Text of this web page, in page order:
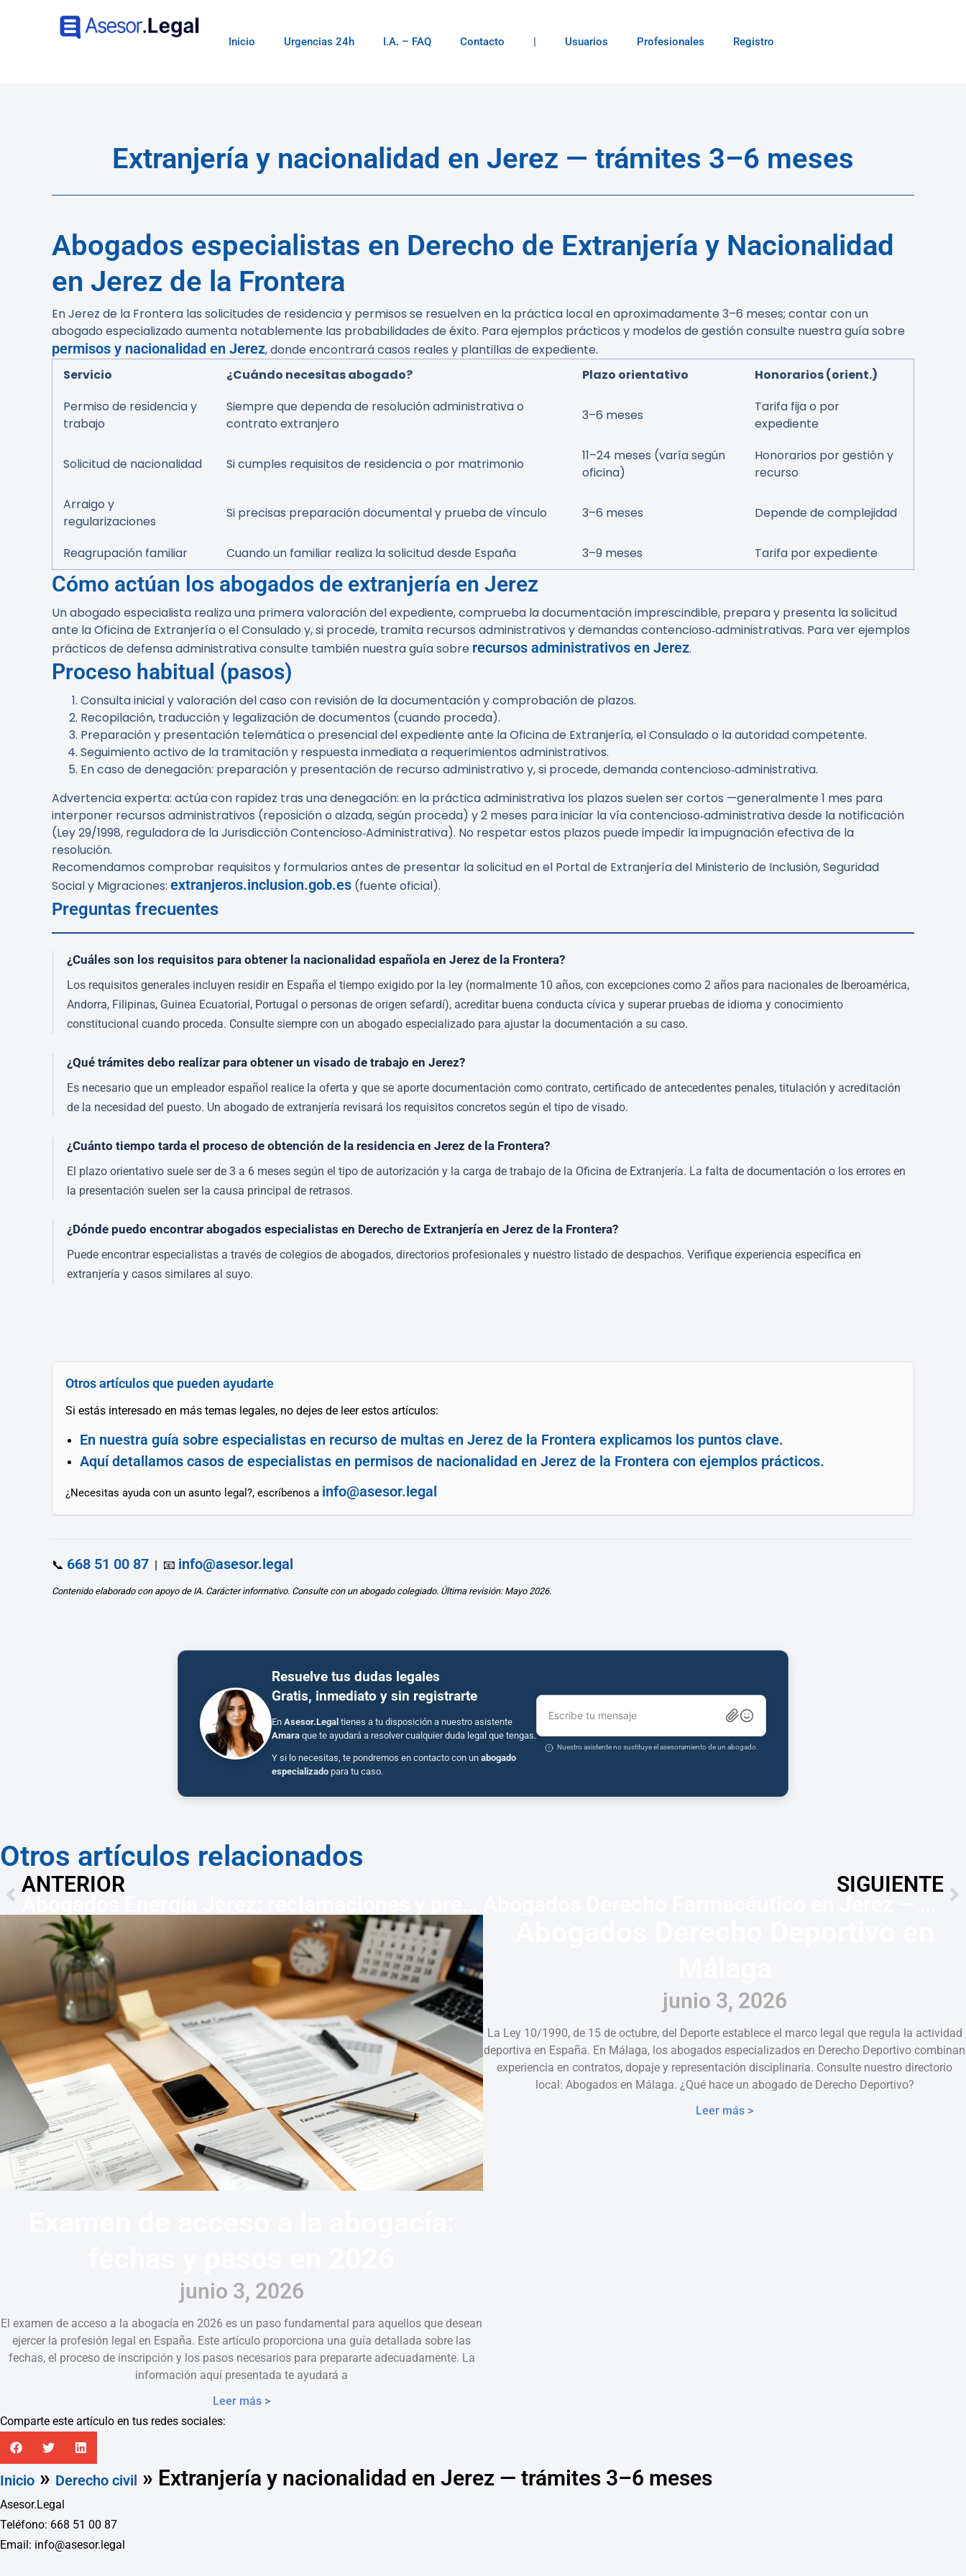
Inicio Urgencias 24h I.A. – FAQ Contacto | Usuarios Profesionales Registro
Extranjería y nacionalidad en Jerez — trámites 3–6 meses
Abogados especialistas en Derecho de Extranjería y Nacionalidad
en Jerez de la Frontera
En Jerez de la Frontera las solicitudes de residencia y permisos se resuelven en la práctica local en aproximadamente3–6 meses; contar con un
abogado especializado aumenta notablemente las probabilidades de éxito. Para ejemplos prácticos y modelos de gestión consulte nuestra guía sobre
permisos y nacionalidad en Jerez, donde encontrará casos reales y plantillas de expediente.
Servicio
¿Cuándo necesitas abogado? Plazo orientativo
Honorarios (orient.)
Permiso de residencia y
trabajo
Siempre que dependa de resolución administrativa o
contrato extranjero
3–6 meses
Tarifa fija o por
expediente
Solicitud de nacionalidad Si cumples requisitos de residencia o por matrimonio
11–24 meses (varía según
oficina)
Honorarios por gestión y
recurso
Arraigo y
regularizaciones
Si precisas preparación documental y prueba de vínculo 3–6 meses Depende de complejidad
Reagrupación familiar Cuando un familiar realiza la solicitud desde España 3–9 meses Tarifa por expediente
Cómo actúan los abogados de extranjería en Jerez
Un abogado especialista realiza una primera valoración del expediente, comprueba la documentación imprescindible, prepara y presenta la solicitud
ante la Oficina de Extranjería o el Consulado y, si procede, tramita recursos administrativos y demandas contencioso‑administrativas. Para ver ejemplos
prácticos de defensa administrativa consulte también nuestra guía sobre recursos administrativos en Jerez.
Proceso habitual (pasos)
Consulta inicial y valoración del caso con revisión de la documentación y comprobación de plazos.
Recopilación, traducción y legalización de documentos (cuando proceda).
Preparación y presentación telemática o presencial del expediente ante la Oficina de Extranjería, el Consulado o la autoridad competente.
Seguimiento activo de la tramitación y respuesta inmediata a requerimientos administrativos.
En caso de denegación: preparación y presentación de recurso administrativo y, si procede, demanda contencioso‑administrativa.
Advertencia experta: actúa con rapidez tras una denegación: en la práctica administrativa los plazos suelen ser cortos —generalmente1 mes para
interponer recursos administrativos (reposición o alzada, según proceda) y2 meses para iniciar la vía contencioso‑administrativa desde la notificación
(Ley 29/1998, reguladora de la Jurisdicción Contencioso‑Administrativa). No respetar estos plazos puede impedir la impugnación efectiva de la
resolución.
Recomendamos comprobar requisitos y formularios antes de presentar la solicitud en el Portal de Extranjería del Ministerio de Inclusión, Seguridad
Social y Migraciones: extranjeros.inclusion.gob.es (fuente oficial).
Preguntas frecuentes
¿Cuáles son los requisitos para obtener la nacionalidad española en Jerez de la Frontera?
Los requisitos generales incluyen residir en España el tiempo exigido por la ley (normalmente 10 años, con excepciones como 2 años para nacionales de Iberoamérica,
Andorra, Filipinas, Guinea Ecuatorial, Portugal o personas de origen sefardí), acreditar buena conducta cívica y superar pruebas de idioma y conocimiento
constitucional cuando proceda. Consulte siempre con un abogado especializado para ajustar la documentación a su caso.
¿Qué trámites debo realizar para obtener un visado de trabajo en Jerez?
Es necesario que un empleador español realice la oferta y que se aporte documentación como contrato, certificado de antecedentes penales, titulación y acreditación
de la necesidad del puesto. Un abogado de extranjería revisará los requisitos concretos según el tipo de visado.
¿Cuánto tiempo tarda el proceso de obtención de la residencia en Jerez de la Frontera?
El plazo orientativo suele ser de 3 a 6 meses según el tipo de autorización y la carga de trabajo de la Oficina de Extranjería. La falta de documentación o los errores en
la presentación suelen ser la causa principal de retrasos.
¿Dónde puedo encontrar abogados especialistas en Derecho de Extranjería en Jerez de la Frontera?
Puede encontrar especialistas a través de colegios de abogados, directorios profesionales y nuestro listado de despachos. Verifique experiencia específica en
extranjería y casos similares al suyo.
Otros artículos que pueden ayudarte
Si estás interesado en más temas legales, no dejes de leer estos artículos:
En nuestra guía sobre especialistas en recurso de multas en Jerez de la Frontera explicamos los puntos clave.
Aquí detallamos casos de especialistas en permisos de nacionalidad en Jerez de la Frontera con ejemplos prácticos.
¿Necesitas ayuda con un asunto legal?, escríbenos a info@asesor.legal
📞 668 51 00 87 | 📧 info@asesor.legal
Contenido elaborado con apoyo de IA. Carácter informativo. Consulte con un abogado colegiado. Última revisión: Mayo 2026.
Resuelve tus dudas legales
Gratis, inmediato y sin registrarte
En Asesor.Legal tienes a tu disposición a nuestro asistente
Amara que te ayudará a resolver cualquier duda legal que tengas.
Y si lo necesitas, te pondremos en contacto con un abogado
especializado para tu caso.
Escribe tu mensaje
Nuestro asistente no sustituye el asesoramiento de un abogado.
Otros artículos relacionados
ANTERIOR
SIGUIENTE
junio 3, 2026
El examen de acceso a la abogacía en 2026 es un paso fundamental para aquellos que desean
ejercer la profesión legal en España. Este artículo proporciona una guía detallada sobre las
fechas, el proceso de inscripción y los pasos necesarios para prepararte adecuadamente. La
información aquí presentada te ayudará a
Leer más >
junio 3, 2026
La Ley 10/1990, de 15 de octubre, del Deporte establece el marco legal que regula la actividad
deportiva en España. En Málaga, los abogados especializados en Derecho Deportivo combinan
experiencia en contratos, dopaje y representación disciplinaria. Consulte nuestro directorio
local: Abogados en Málaga. ¿Qué hace un abogado de Derecho Deportivo?
Leer más >
Comparte este artículo en tus redes sociales:
Inicio » Derecho civil » Extranjería y nacionalidad en Jerez — trámites 3–6 meses
Asesor.Legal
Teléfono: 668 51 00 87
Email: info@asesor.legal